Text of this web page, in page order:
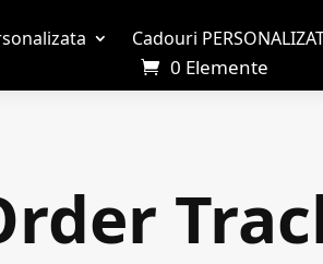
Cadouri
0 Elemente